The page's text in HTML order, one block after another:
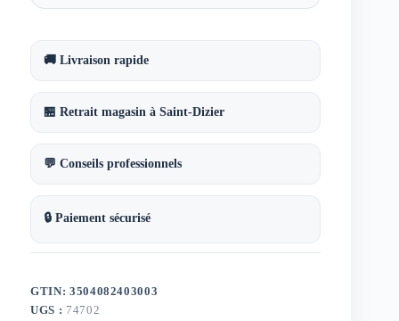
🚚 Livraison rapide
🏪 Retrait magasin à Saint-Dizier
💬 Conseils professionnels
🔒 Paiement sécurisé
GTIN: 3504082403003
UGS : 74702